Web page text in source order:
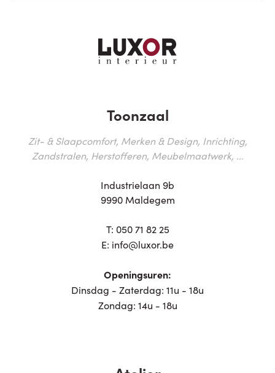
Toonzaal
Zit- & Slaapcomfort, Merken & Design, Inrichting,
Zandstralen, Herstofferen, Meubelmaatwerk, ...
Industrielaan 9b
9990 Maldegem
T: 050 71 82 25
E: info@luxor.be
Openingsuren:
Dinsdag - Zaterdag: 11u - 18u
Zondag: 14u - 18u